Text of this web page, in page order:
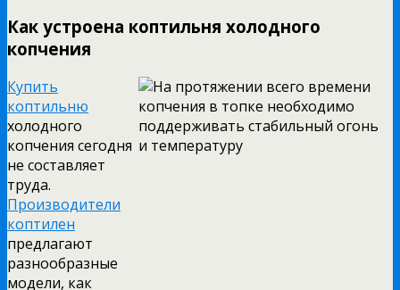
Как устроена коптильня холодного
копчения
Купить
коптильню
холодного
копчения сегодня
не составляет
труда.
Производители
коптилен
предлагают
разнообразные
модели, как